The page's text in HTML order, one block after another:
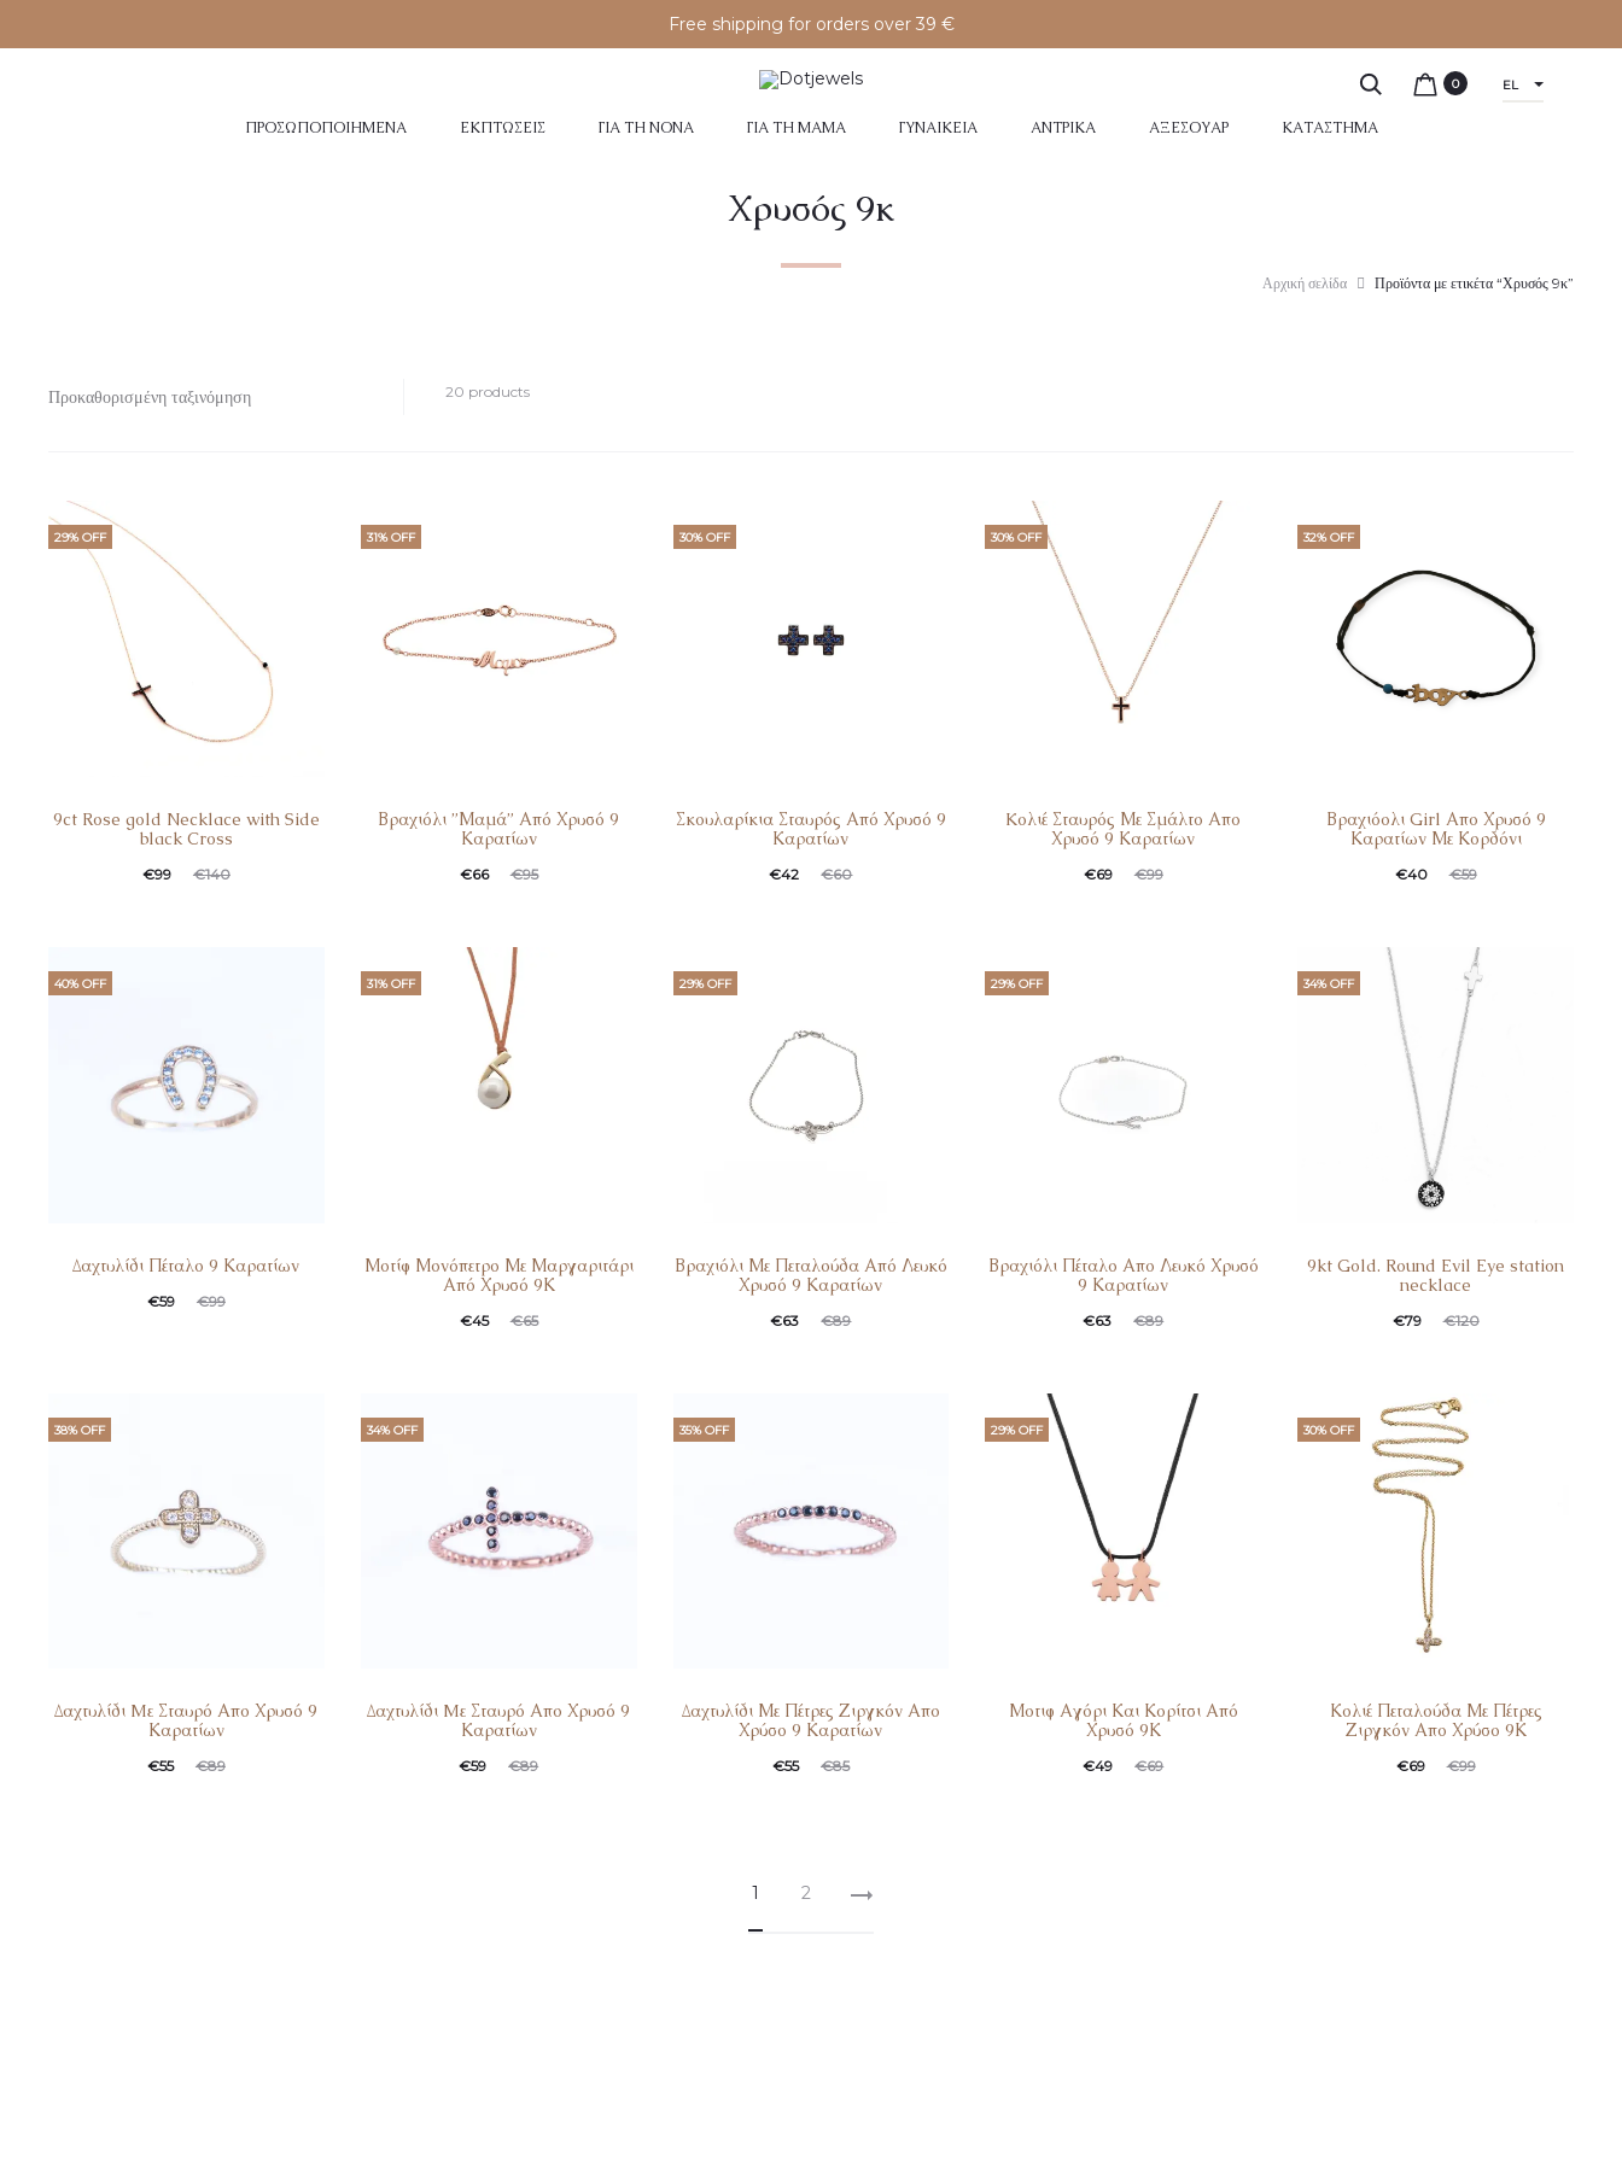
Free shipping for orders over 39 €
ΠΡΟΣΩΠΟΠΟΙΗΜΈΝΑ ΕΚΠΤΏΣΕΙΣ ΓΙΑ ΤΗ ΝΟΝΆ ΓΙΑ ΤΗ ΜΑΜΆ ΓΥΝΑΙΚΕΊΑ ΑΝΤΡΙΚΆ ΑΞΕΣΟΥΆΡ ΚΑΤΆΣΤΗΜΑ
0 EL
Χρυσός 9κ
Αρχική σελίδα Προϊόντα με ετικέτα “Χρυσός 9κ”
20 products
29% OFF
9ct Rose gold Necklace with Side
black Cross
€140
€99
31% OFF
Βραχιόλι ”Μαμά” Από Χρυσό 9
Καρατίων
€95
€66
30% OFF
Σκουλαρίκια Σταυρός Από Χρυσό 9
Καρατίων
€60
€42
30% OFF
Koλιέ Σταυρός Με Σμάλτο Απο
Χρυσό 9 Καρατίων
€99
€69
32% OFF
Βραχιόολι Girl Απο Χρυσό 9
Καρατίων Με Κορδόνι
€59
€40
40% OFF
Δαχτυλίδι Πέταλο 9 Καρατίων
€99
€59
31% OFF
Μοτίφ Μονόπετρο Με Μαργαριτάρι
Από Χρυσό 9Κ
€65
€45
29% OFF
Βραχιόλι Με Πεταλούδα Από Λευκό
Χρυσό 9 Καρατίων
€89
€63
29% OFF
Βραχιόλι Πέταλο Απο Λευκό Χρυσό
9 Καρατίων
€89
€63
34% OFF
9kt Gold. Round Evil Eye station
necklace
€120
€79
38% OFF
Δαχτυλίδι Mε Σταυρό Απο Χρυσό 9
Καρατίων
€89
€55
34% OFF
Δαχτυλίδι Mε Σταυρό Απο Χρυσό 9
Καρατίων
€89
€59
35% OFF
Δαχτυλίδι Με Πέτρες Ζιργκόν Απο
Χρύσο 9 Καρατίων
€85
€55
29% OFF
Μοτιφ Αγόρι Και Κορίτσι Από
Χρυσό 9Κ
€69
€49
30% OFF
Κολιέ Πεταλούδα Με Πέτρες
Ζιργκόν Απο Χρύσο 9Κ
€99
€69
1 2